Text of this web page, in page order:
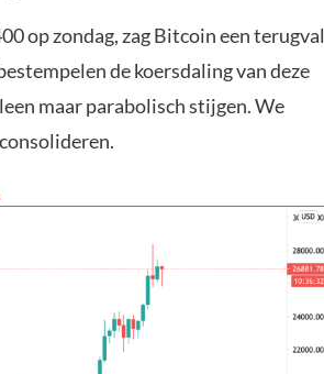
op zondag, zag Bitcoin een terugval
de koersdaling van deze
maar parabolisch stijgen. We